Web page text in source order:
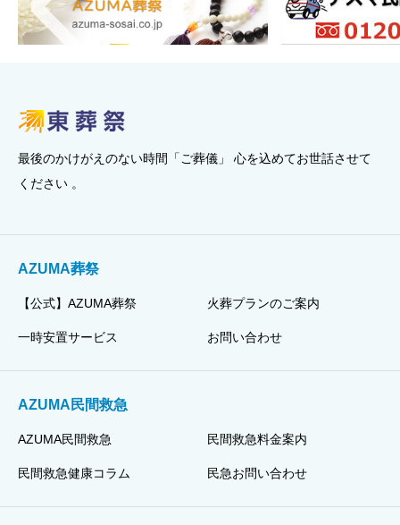
最後のかけがえのない時間「ご葬儀」 心を込めてお世話させて
ください 。
AZUMA葬祭
【公式】AZUMA葬祭 火葬プランのご案内
一時安置サービス お問い合わせ
AZUMA民間救急
AZUMA民間救急 民間救急料金案内
民間救急健康コラム 民急お問い合わせ